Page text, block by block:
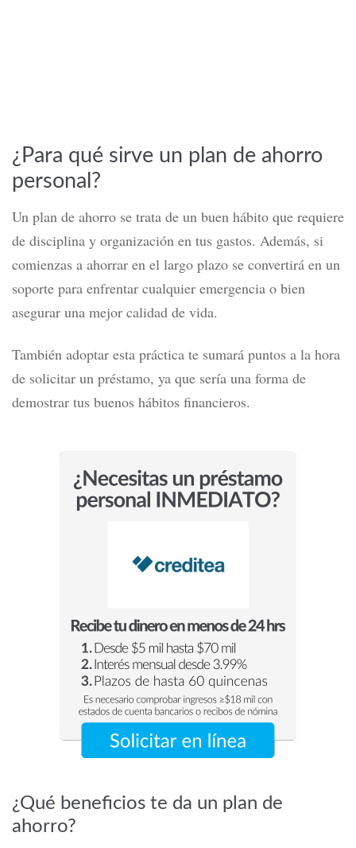
¿Para qué sirve un plan de ahorro
personal?
Un plan de ahorro se trata de un buen hábito que requiere
de disciplina y organización en tus gastos. Además, si
comienzas a ahorrar en el largo plazo se convertirá en un
soporte para enfrentar cualquier emergencia o bien
asegurar una mejor calidad de vida.
También adoptar esta práctica te sumará puntos a la hora
de solicitar un préstamo, ya que sería una forma de
demostrar tus buenos hábitos financieros.
¿Qué beneficios te da un plan de
ahorro?